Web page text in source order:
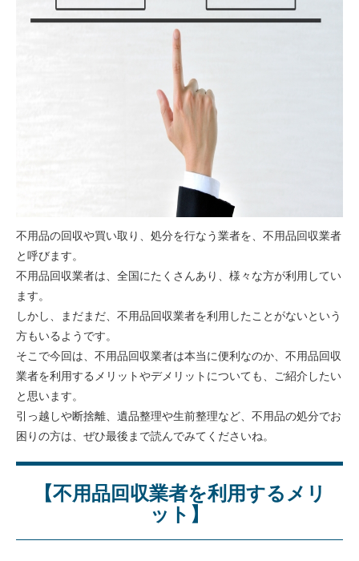
不用品の回収や買い取り、処分を行なう業者を、不用品回収業者
と呼びます。
不用品回収業者は、全国にたくさんあり、様々な方が利用してい
ます。
しかし、まだまだ、不用品回収業者を利用したことがないという
方もいるようです。
そこで今回は、不用品回収業者は本当に便利なのか、不用品回収
業者を利用するメリットやデメリットについても、ご紹介したい
と思います。
引っ越しや断捨離、遺品整理や生前整理など、不用品の処分でお
困りの方は、ぜひ最後まで読んでみてくださいね。
【不用品回収業者を利用するメリ
ット】